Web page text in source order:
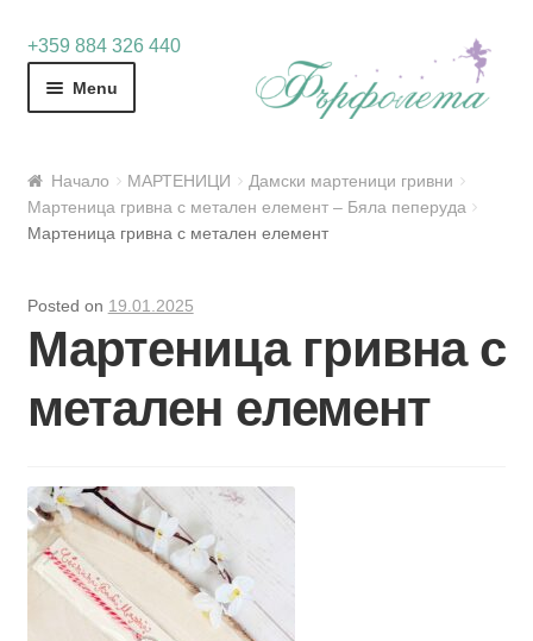
+359 884 326 440
Skip
Skip
Menu
Начало МАРТЕНИЦИ
Дамски мартеници гривни
Мартеница гривна с метален елемент – Бяла пеперуда
Мартеница гривна с метален елемент
Posted on 19.01.2025
Мартеница гривна с
метален елемент